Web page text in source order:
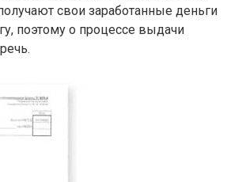
свои заработанные деньги
поэтому о процессе выдачи